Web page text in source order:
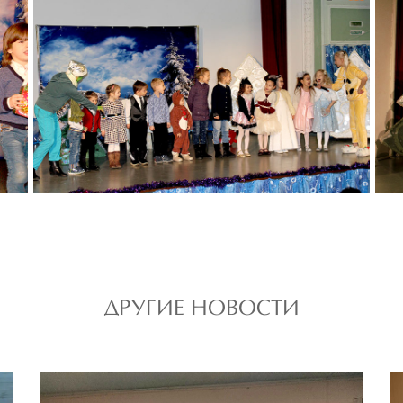
ДРУГИЕ НОВОСТИ